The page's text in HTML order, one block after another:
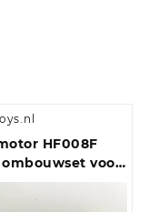
HF008F
voor
BR 03, BR